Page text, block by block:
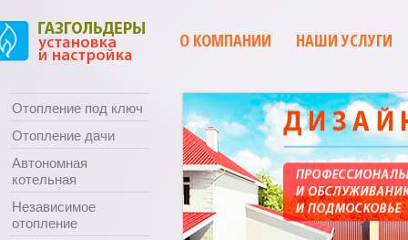
О КОМПАНИИ НАШИ УСЛУГИ
Отопление под ключ
Отопление дачи
Автономная
котельная
Независимое
отопление